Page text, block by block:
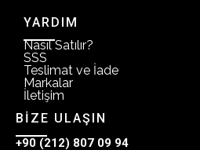
YARDIM
Nasıl Satılır?
SSS
Teslimat ve İade
Markalar
İletişim
BİZE ULAŞIN
+90 (212) 807 09 94